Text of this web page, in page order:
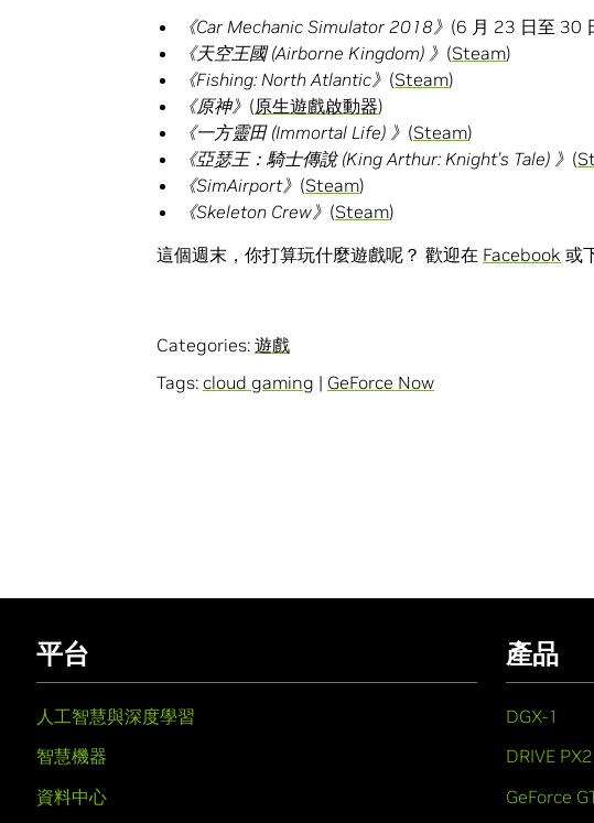
《Car Mechanic Simulator 2018》 (6 月 23 日至 30
《天空王國(Airborne Kingdom) 》 (Steam)
《Fishing: North Atlantic》 (Steam)
《原神》 (原生遊戲啟動器)
《一方靈田(Immortal Life) 》 (Steam)
《亞瑟王：騎士傳說(King Arthur: Knight’s Tale) 》 (
《SimAirport》 (Steam)
《Skeleton Crew》 (Steam)
這個週末，你打算玩什麼遊戲呢？ 歡迎在 Facebook 或
Categories: 遊戲
Tags: cloud gaming | GeForce Now
平台
人工智慧與深度學習
智慧機器
資料中心
產品
DGX-1
DRIVE PX2
GeForce